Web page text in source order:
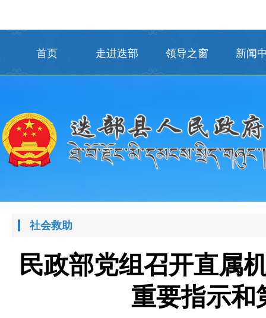
首页 走进迭部 领导之窗 新闻
社会救助
民政部党组召开直属
重要指示和